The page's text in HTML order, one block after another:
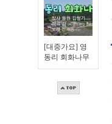
[대중가요] 영
동리 회화나무